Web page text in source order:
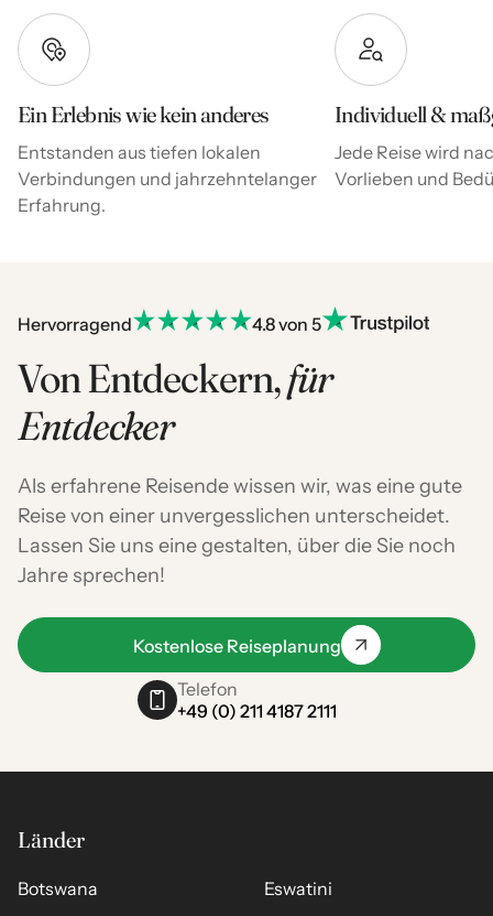
Ein Erlebnis wie kein anderes
Entstanden aus tiefen lokalen
Verbindungen und jahrzehntelanger
Erfahrung.
Individuell &
Jede Reise wird
Vorlieben und
Hervorragend 4.8 von 5
Von Entdeckern,für
Entdecker
Als erfahrene Reisende wissen wir, was eine gute
Reise von einer unvergesslichen unterscheidet.
Lassen Sie uns eine gestalten, über die Sie noch
Jahre sprechen!
Kostenlose Reiseplanung
Telefon
+49 (0) 211 4187 2111
Länder
Botswana
Eswatini